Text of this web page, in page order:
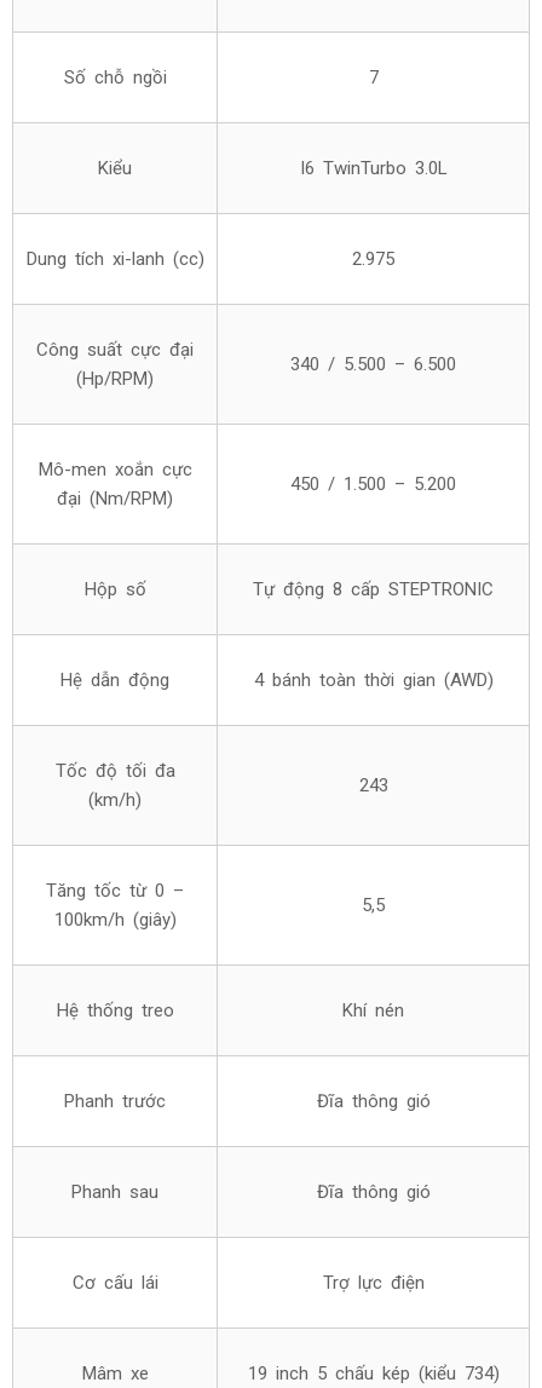
Số chỗ ngồi 7
Kiểu I6 TwinTurbo 3.0L
Dung tích xi-lanh (cc) 2.975
Công suất cực đại
(Hp/RPM)
340 / 5.500 – 6.500
Mô-men xoắn cực
đại (Nm/RPM)
450 / 1.500 – 5.200
Hộp số Tự động 8 cấp STEPTRONIC
Hệ dẫn động 4 bánh toàn thời gian (AWD)
Tốc độ tối đa
(km/h)
243
Tăng tốc từ 0 –
100km/h (giây)
5,5
Hệ thống treo Khí nén
Phanh trước Đĩa thông gió
Phanh sau Đĩa thông gió
Cơ cấu lái Trợ lực điện
Mâm xe 19 inch 5 chấu kép (kiểu 734)